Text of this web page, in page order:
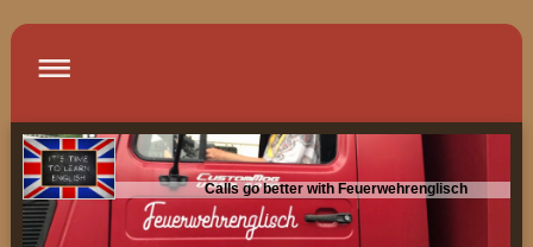
Calls go better with Feuerwehrenglisch